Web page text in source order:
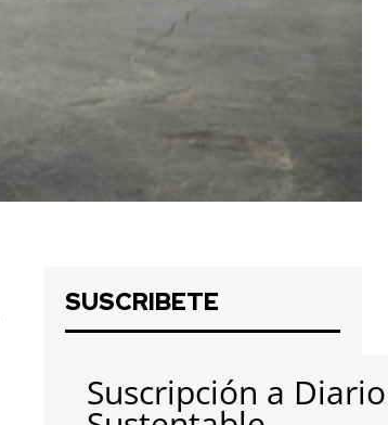
SUSCRIBETE
Suscripción a Diario